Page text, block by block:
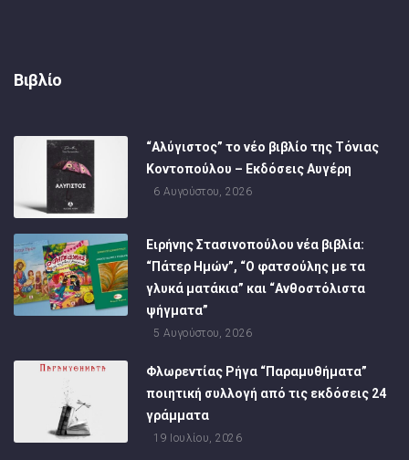
Βιβλίο
“Αλύγιστος” το νέο βιβλίο της Τόνιας
Κοντοπούλου – Εκδόσεις Αυγέρη
6 Αυγούστου, 2026
Ειρήνης Στασινοπούλου νέα βιβλία:
“Πάτερ Ημών”, “Ο φατσούλης με τα
γλυκά ματάκια” και “Ανθοστόλιστα
ψήγματα”
5 Αυγούστου, 2026
Φλωρεντίας Ρήγα “Παραμυθήματα”
ποιητική συλλογή από τις εκδόσεις 24
γράμματα
19 Ιουλίου, 2026